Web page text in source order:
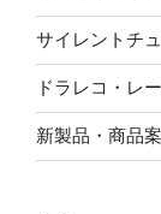
サイレントチ
ドラレコ・レ
新製品・商品